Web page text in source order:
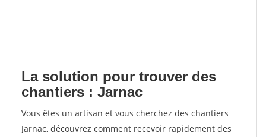
La solution pour trouver des
chantiers : Jarnac
Vous êtes un artisan et vous cherchez des chantiers
Jarnac, découvrez comment recevoir rapidement des